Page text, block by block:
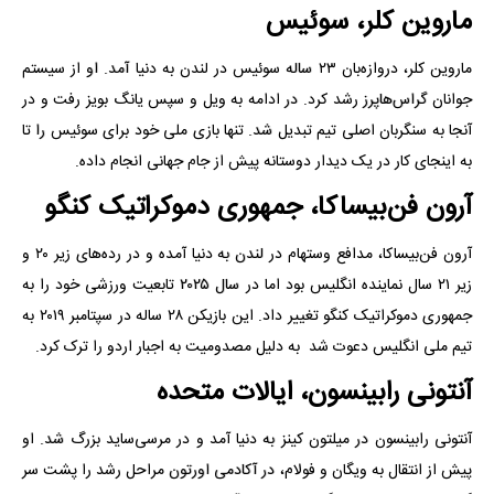
ماروین کلر، سوئیس
ماروین کلر، دروازه‌بان ۲۳ ساله سوئیس در لندن به دنیا آمد. او از سیستم
جوانان گراس‌هاپرز رشد کرد. در ادامه به ویل و سپس یانگ بویز رفت و در
آنجا به سنگربان اصلی تیم تبدیل شد. تنها بازی ملی خود برای سوئیس را تا
به اینجای کار در یک دیدار دوستانه پیش از جام جهانی انجام داده.
آرون فن‌بیساکا، جمهوری دموکراتیک کنگو
آرون فن‌بیساکا، مدافع وستهام در لندن به دنیا آمده و در رده‌های زیر ۲۰ و
زیر ۲۱ سال نماینده انگلیس بود اما در سال ۲۰۲۵ تابعیت ورزشی خود را به
جمهوری دموکراتیک کنگو تغییر داد. این بازیکن ۲۸ ساله در سپتامبر ۲۰۱۹ به
تیم ملی انگلیس دعوت شد به دلیل مصدومیت به اجبار اردو را ترک کرد.
آنتونی رابینسون، ایالات متحده
آنتونی رابینسون در میلتون کینز به دنیا آمد و در مرسی‌ساید بزرگ شد. او
پیش از انتقال به ویگان و فولام، در آکادمی اورتون مراحل رشد را پشت سر